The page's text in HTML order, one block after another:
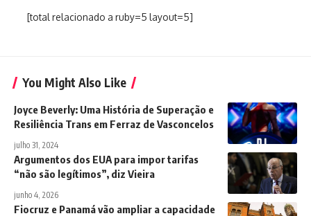
[total relacionado a ruby=5 layout=5]
You Might Also Like
Joyce Beverly: Uma História de Superação e
Resiliência Trans em Ferraz de Vasconcelos
julho 31, 2024
Argumentos dos EUA para impor tarifas
“não são legítimos”, diz Vieira
junho 4, 2026
Fiocruz e Panamá vão ampliar a capacidade